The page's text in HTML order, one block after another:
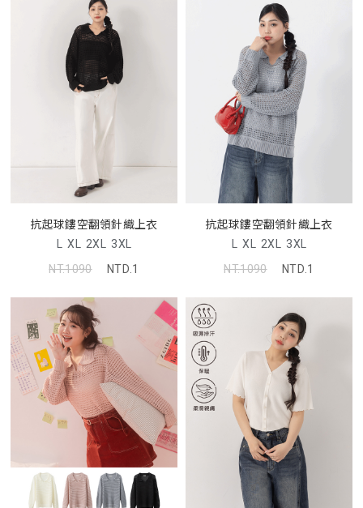
抗起球鏤空翻領針織上衣
L XL 2XL 3XL
NT.1090
NTD.1
抗起球鏤空翻領針織上衣
L XL 2XL 3XL
NT.1090
NTD.1